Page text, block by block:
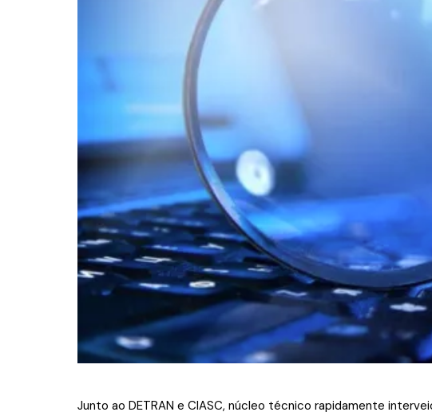
Junto ao DETRAN e CIASC, núcleo técnico rapidamente